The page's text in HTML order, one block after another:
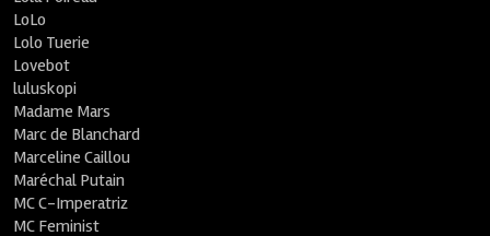
LoLo
Lolo Tuerie
Lovebot
luluskopi
Madame Mars
Marc de Blanchard
Marceline Caillou
Maréchal Putain
MC C-Imperatriz
MC Feminist